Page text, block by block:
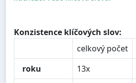
Konzistence klíčových slov:
celkový počet
roku
13x